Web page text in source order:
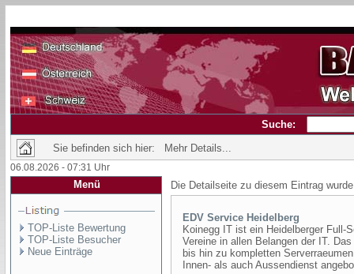
Suche:
Sie befinden sich hier: Mehr Details...
06.08.2026 - 07:31 Uhr
Menü
TOP-Liste Bewertung
TOP-Liste Besucher
Neue Einträge
Die Detailseite zu diesem Eintrag
EDV Service Heidelberg
Koinegg IT ist ein Heidelberger Full-
Vereine in allen Belangen der IT.
bis hin zu kompletten
Innen- als auch Aussendienst